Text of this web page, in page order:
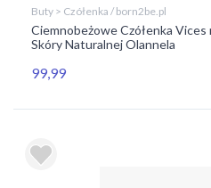
Buty > Czółenka / born2be.pl
Ciemnobeżowe Czółenka Vices
Skóry Naturalnej Olannela
99,99